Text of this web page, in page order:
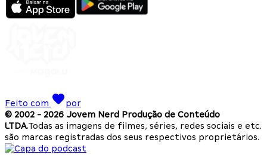
Feito com
por
© 2002 - 2026 Jovem Nerd Produção de Conteúdo
LTDA.Todas as imagens de filmes, séries, redes sociais e etc.
são marcas registradas dos seus respectivos proprietários.